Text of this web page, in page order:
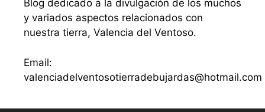
Blog dedicado a la divulgación de los muchos
y variados aspectos relacionados con
nuestra tierra, Valencia del Ventoso.
Email:
valenciadelventosotierradebujardas@hotmail.com